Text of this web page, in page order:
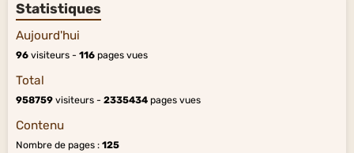
Statistiques
Aujourd'hui
96 visiteurs - 116 pages vues
Total
958759 visiteurs - 2335434 pages vues
Contenu
Nombre de pages : 125